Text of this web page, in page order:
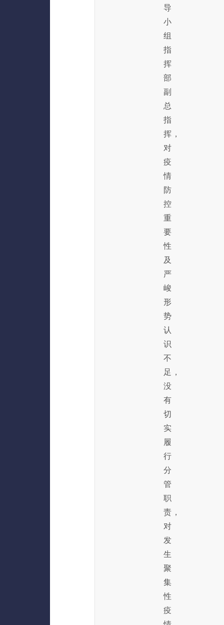
导
小
组
指
挥
部
副
总
指
挥，
对
疫
情
防
控
重
要
性
及
严
峻
形
势
认
识
不
足，
没
有
切
实
履
行
分
管
职
责，
对
发
生
聚
集
性
疫